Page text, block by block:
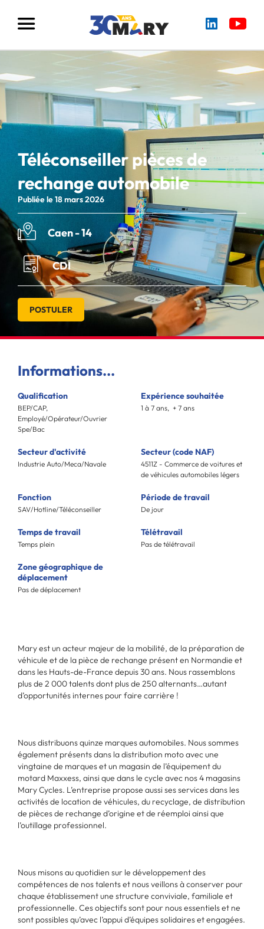
Téléconseiller pièces de
rechange automobile
Publiée le 18 mars 2026
Caen - 14
CDI
POSTULER
Informations...
Qualification
BEP/CAP,
Employé/Opérateur/Ouvrier
Spe/Bac
Expérience souhaitée
1 à 7 ans, + 7 ans
Secteur d'activité
Industrie Auto/Meca/Navale
Secteur (code NAF)
4511Z - Commerce de voitures et
de véhicules automobiles légers
Fonction
SAV/Hotline/Téléconseiller
Période de travail
De jour
Temps de travail
Temps plein
Télétravail
Pas de télétravail
Zone géographique de
déplacement
Pas de déplacement
Mary est un acteur majeur de la mobilité, de la préparation de
véhicule et de la pièce de rechange présent en Normandie et
dans les Hauts-de-France depuis 30 ans. Nous rassemblons
plus de 2 000 talents dont plus de 250 alternants…autant
d’opportunités internes pour faire carrière !
Nous distribuons quinze marques automobiles. Nous sommes
également présents dans la distribution moto avec une
vingtaine de marques et un magasin de l’équipement du
motard Maxxess, ainsi que dans le cycle avec nos 4 magasins
Mary Cycles. L’entreprise propose aussi ses services dans les
activités de location de véhicules, du recyclage, de distribution
de pièces de rechange d’origine et de réemploi ainsi que
l’outillage professionnel.
Nous misons au quotidien sur le développement des
compétences de nos talents et nous veillons à conserver pour
chaque établissement une structure conviviale, familiale et
professionnelle. Ces objectifs sont pour nous essentiels et ne
sont possibles qu’avec l’appui d’équipes solidaires et engagées.